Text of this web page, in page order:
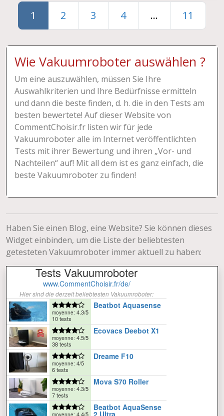
1 2 3 4 ... 11
Wie Vakuumroboter auswählen ?
Um eine auszuwählen, müssen Sie Ihre
Auswahlkriterien und Ihre Bedürfnisse ermitteln
und dann die beste finden, d. h. die in den Tests am
besten bewertete! Auf dieser Website von
CommentChoisir.fr listen wir für jede
Vakuumroboter alle im Internet veröffentlichten
Tests mit ihrer Bewertung und ihren „Vor- und
Nachteilen“ auf! Mit all dem ist es ganz einfach, die
beste Vakuumroboter zu finden!
Haben Sie einen Blog, eine Website? Sie können dieses
Widget einbinden, um die Liste der beliebtesten
getesteten Vakuumroboter immer aktuell zu haben: